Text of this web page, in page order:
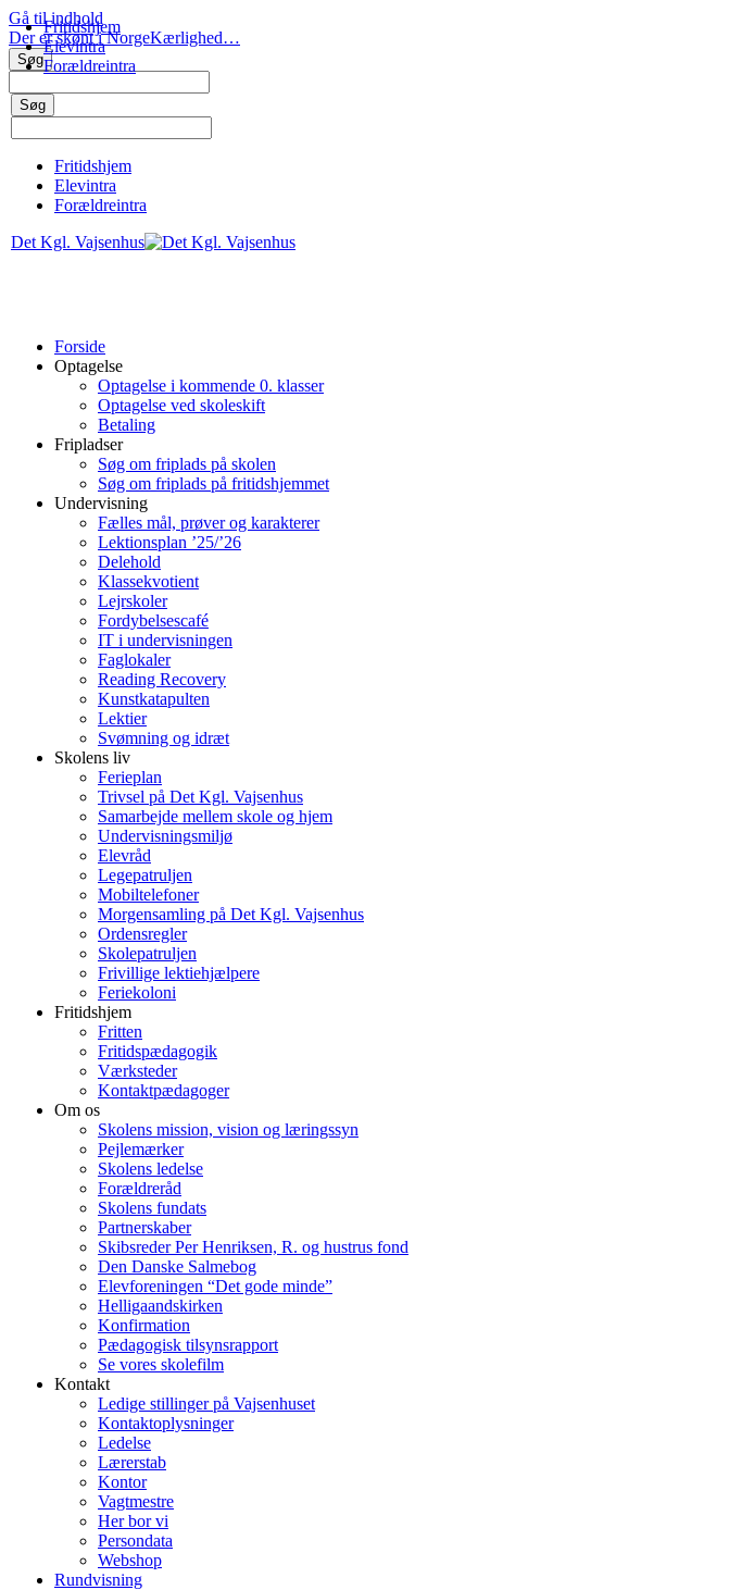
Gå til indhold
Der er skønt i NorgeKærlighed…
Fritidshjem
Elevintra
Forældreintra
Det Kgl. Vajsenhus
Forside
Optagelse
Optagelse i kommende 0. klasser
Optagelse ved skoleskift
Betaling
Fripladser
Søg om friplads på skolen
Søg om friplads på fritidshjemmet
Undervisning
Fælles mål, prøver og karakterer
Lektionsplan ’25/’26
Delehold
Klassekvotient
Lejrskoler
Fordybelsescafé
IT i undervisningen
Faglokaler
Reading Recovery
Kunstkatapulten
Lektier
Svømning og idræt
Skolens liv
Ferieplan
Trivsel på Det Kgl. Vajsenhus
Samarbejde mellem skole og hjem
Undervisningsmiljø
Elevråd
Legepatruljen
Mobiltelefoner
Morgensamling på Det Kgl. Vajsenhus
Ordensregler
Skolepatruljen
Frivillige lektiehjælpere
Feriekoloni
Fritidshjem
Fritten
Fritidspædagogik
Værksteder
Kontaktpædagoger
Om os
Skolens mission, vision og læringssyn
Pejlemærker
Skolens ledelse
Forældreråd
Skolens fundats
Partnerskaber
Skibsreder Per Henriksen, R. og hustrus fond
Den Danske Salmebog
Elevforeningen “Det gode minde”
Helligaandskirken
Konfirmation
Pædagogisk tilsynsrapport
Se vores skolefilm
Kontakt
Ledige stillinger på Vajsenhuset
Kontaktoplysninger
Ledelse
Lærerstab
Kontor
Vagtmestre
Her bor vi
Persondata
Webshop
Rundvisning
Fritidshjem
Elevintra
Forældreintra